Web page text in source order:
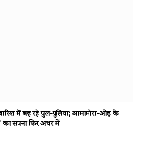
में बह रहे पुल-पुलिया; आमामोरा-ओड़ के
का सपना फिर अधर में